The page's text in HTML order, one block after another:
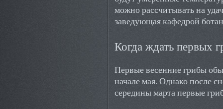
можно рассчитывать на
заведующая кафедрой
Когда ждать первых
Первые весенние грибы
начале мая. Однако после
середины марта первые